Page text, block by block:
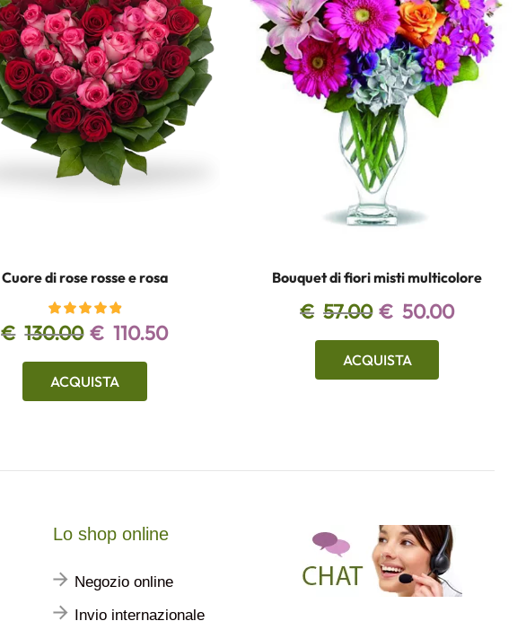
Cuore di rose rosse e rosa
€ 130.00 € 110.50
ACQUISTA
Bouquet di fiori misti multicolore
€ 57.00 € 50.00
ACQUISTA
Lo shop online
Negozio online
Invio internazionale